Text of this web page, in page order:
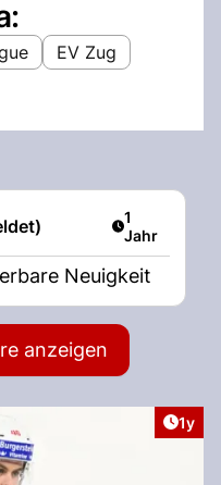
EV Zug
Artikel
1
Jahr
Neuigkeit
anzeigen
1y